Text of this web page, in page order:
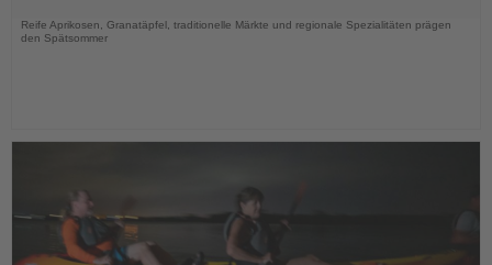
Reife Aprikosen, Granatäpfel, traditionelle Märkte und regionale Spezialitäten prägen
den Spätsommer